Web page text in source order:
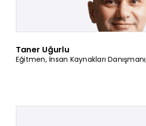
Taner Uğurlu
Eğitmen, İnsan Kaynakları Danışmanı